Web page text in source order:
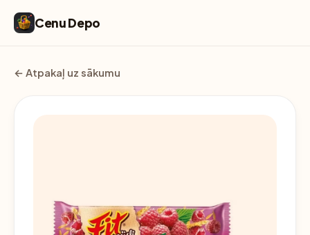
Cenu Depo
← Atpakaļ uz sākumu